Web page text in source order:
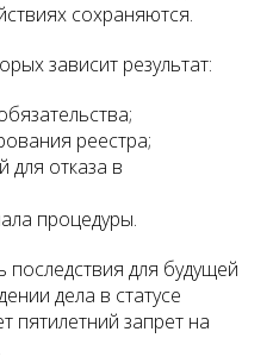
сохраняются.
зависит результат:
реестра;
для отказа в
процедуры.
для будущей
дела в статусе
пятилетний запрет на